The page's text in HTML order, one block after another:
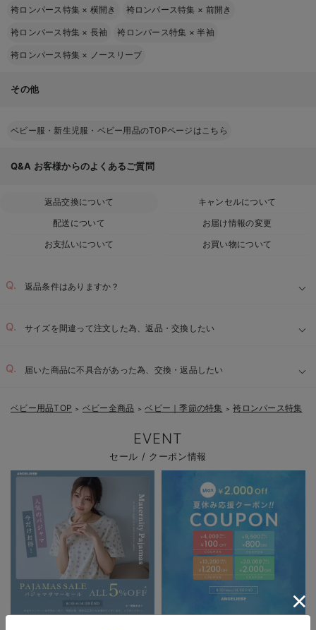
袴ロンパース特集 × 横開き 袴ロンパース特集 × 前開き
袴ロンパース特集 × 長袖 袴ロンパース特集 ×半袖
袴ロンパース特集 × ノースリーブ
その他
ベビー服・新生児服・ベビー用品のTOPページはこちら
Q&A お客様からのよくあるご質問
返品交換について
キャンセルについて
配送について
お届け情報の変更
お支払いについて
お買い物について
返品条件はありますか？
サイズを間違って注文した為、返品・交換したい
届いた商品に不具合があった為、交換・返品したい
ベビー用品TOP ＞ ベビー全商品 ＞ ベビー｜季節の特集 ＞ 袴ロンパース特集
EVENT
セール / クーポン情報